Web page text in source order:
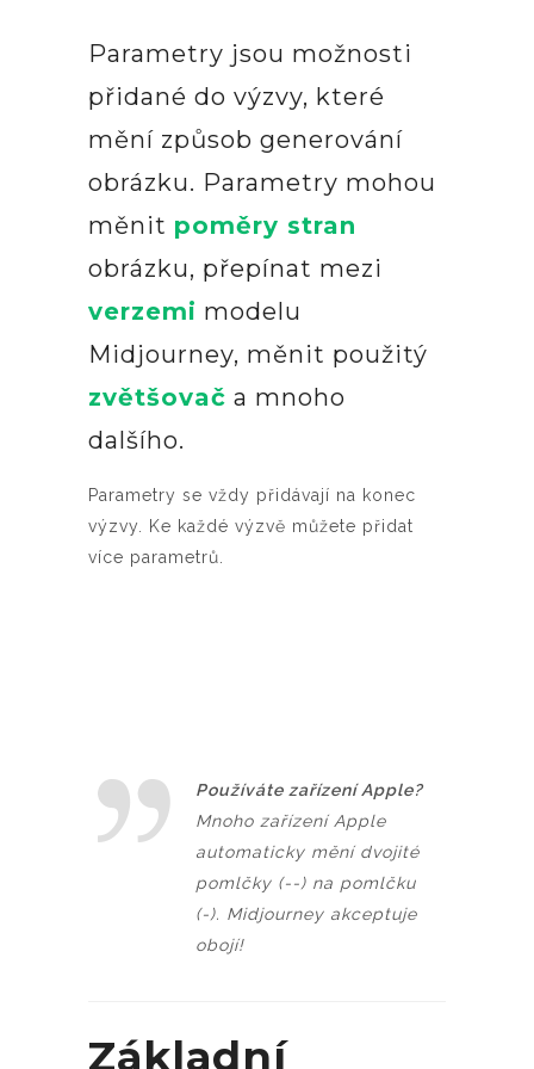
Parametry jsou možnosti
přidané do výzvy, které
mění způsob generování
obrázku. Parametry mohou
měnit poměry stran
obrázku, přepínat mezi
verzemi modelu
Midjourney, měnit použitý
zvětšovač a mnoho
dalšího.
Parametry se vždy přidávají na konec
výzvy. Ke každé výzvě můžete přidat
více parametrů.
Používáte zařízení Apple?
Mnoho zařízení Apple
automaticky mění dvojité
pomlčky (--) na pomlčku
(-). Midjourney akceptuje
obojí!
Základní